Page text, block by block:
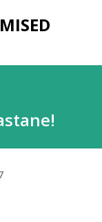
Otse põhisisu juurde